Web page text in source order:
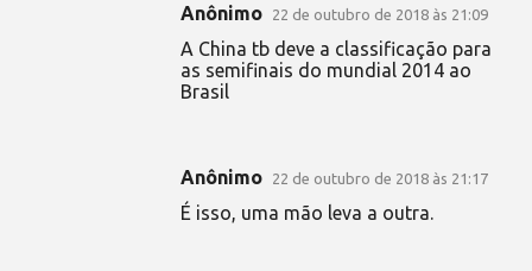
Anônimo 22 de outubro de 2018 às 21:09
A China tb deve a classificação para
as semifinais do mundial 2014 ao
Brasil
Anônimo 22 de outubro de 2018 às 21:17
É isso, uma mão leva a outra.